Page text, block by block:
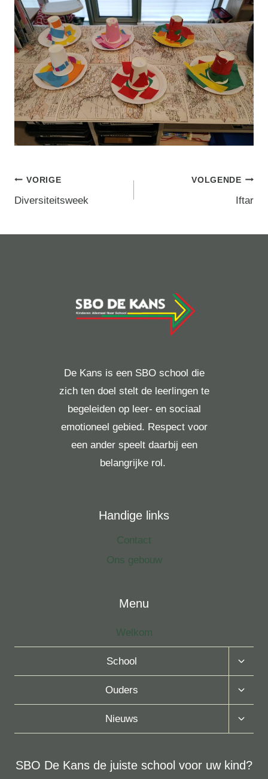
Berichtnavigatie
VORIGE
Diversiteitsweek
VOLGENDE
Iftar
De Kans is een SBO school die
zich ten doel stelt de leerlingen te
begeleiden op leer- en sociaal
emotioneel gebied. Respect voor
een ander speelt daarbij een
belangrijke rol.
Handige links
Contact
Ons gebouw
Menu
Welkom
School
Toggle
Ouders
Toggle
Nieuws
Toggle
SBO De Kans de juiste school voor uw kind?